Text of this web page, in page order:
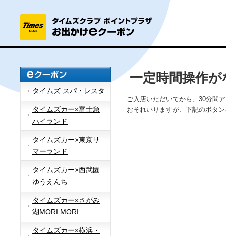
タイムズ スパ・レスタ
タイムズカー×富士急
ハイランド
タイムズカー×東京サ
マーランド
タイムズカー×西武園
ゆうえんち
タイムズカー×さがみ
湖MORI MORI
タイムズカー×横浜・
一定時間操作
ご入店いただいてから、30分間
おそれいりますが、下記のボタ